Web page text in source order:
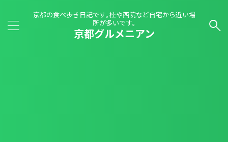
京都の食べ歩き日記です｡桂や西院など自宅から近い場
所が多いです｡
京都グルメニアン